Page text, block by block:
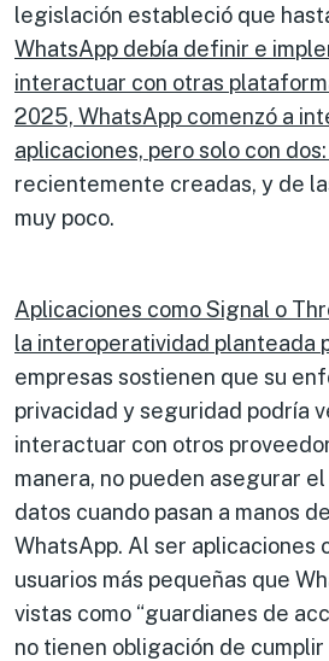
legislación estableció que
WhatsApp debía definir e
interactuar con otras
2025, WhatsApp comenzó a
aplicaciones, pero solo con
recientemente creadas, y de
muy poco.
Aplicaciones como Signal o
la interoperatividad planteada
empresas sostienen que su
privacidad y seguridad podría
interactuar con otros
manera, no pueden asegurar
datos cuando pasan a manos
WhatsApp. Al ser aplicaciones
usuarios más pequeñas que
vistas como “guardianes de
no tienen obligación de cumplir